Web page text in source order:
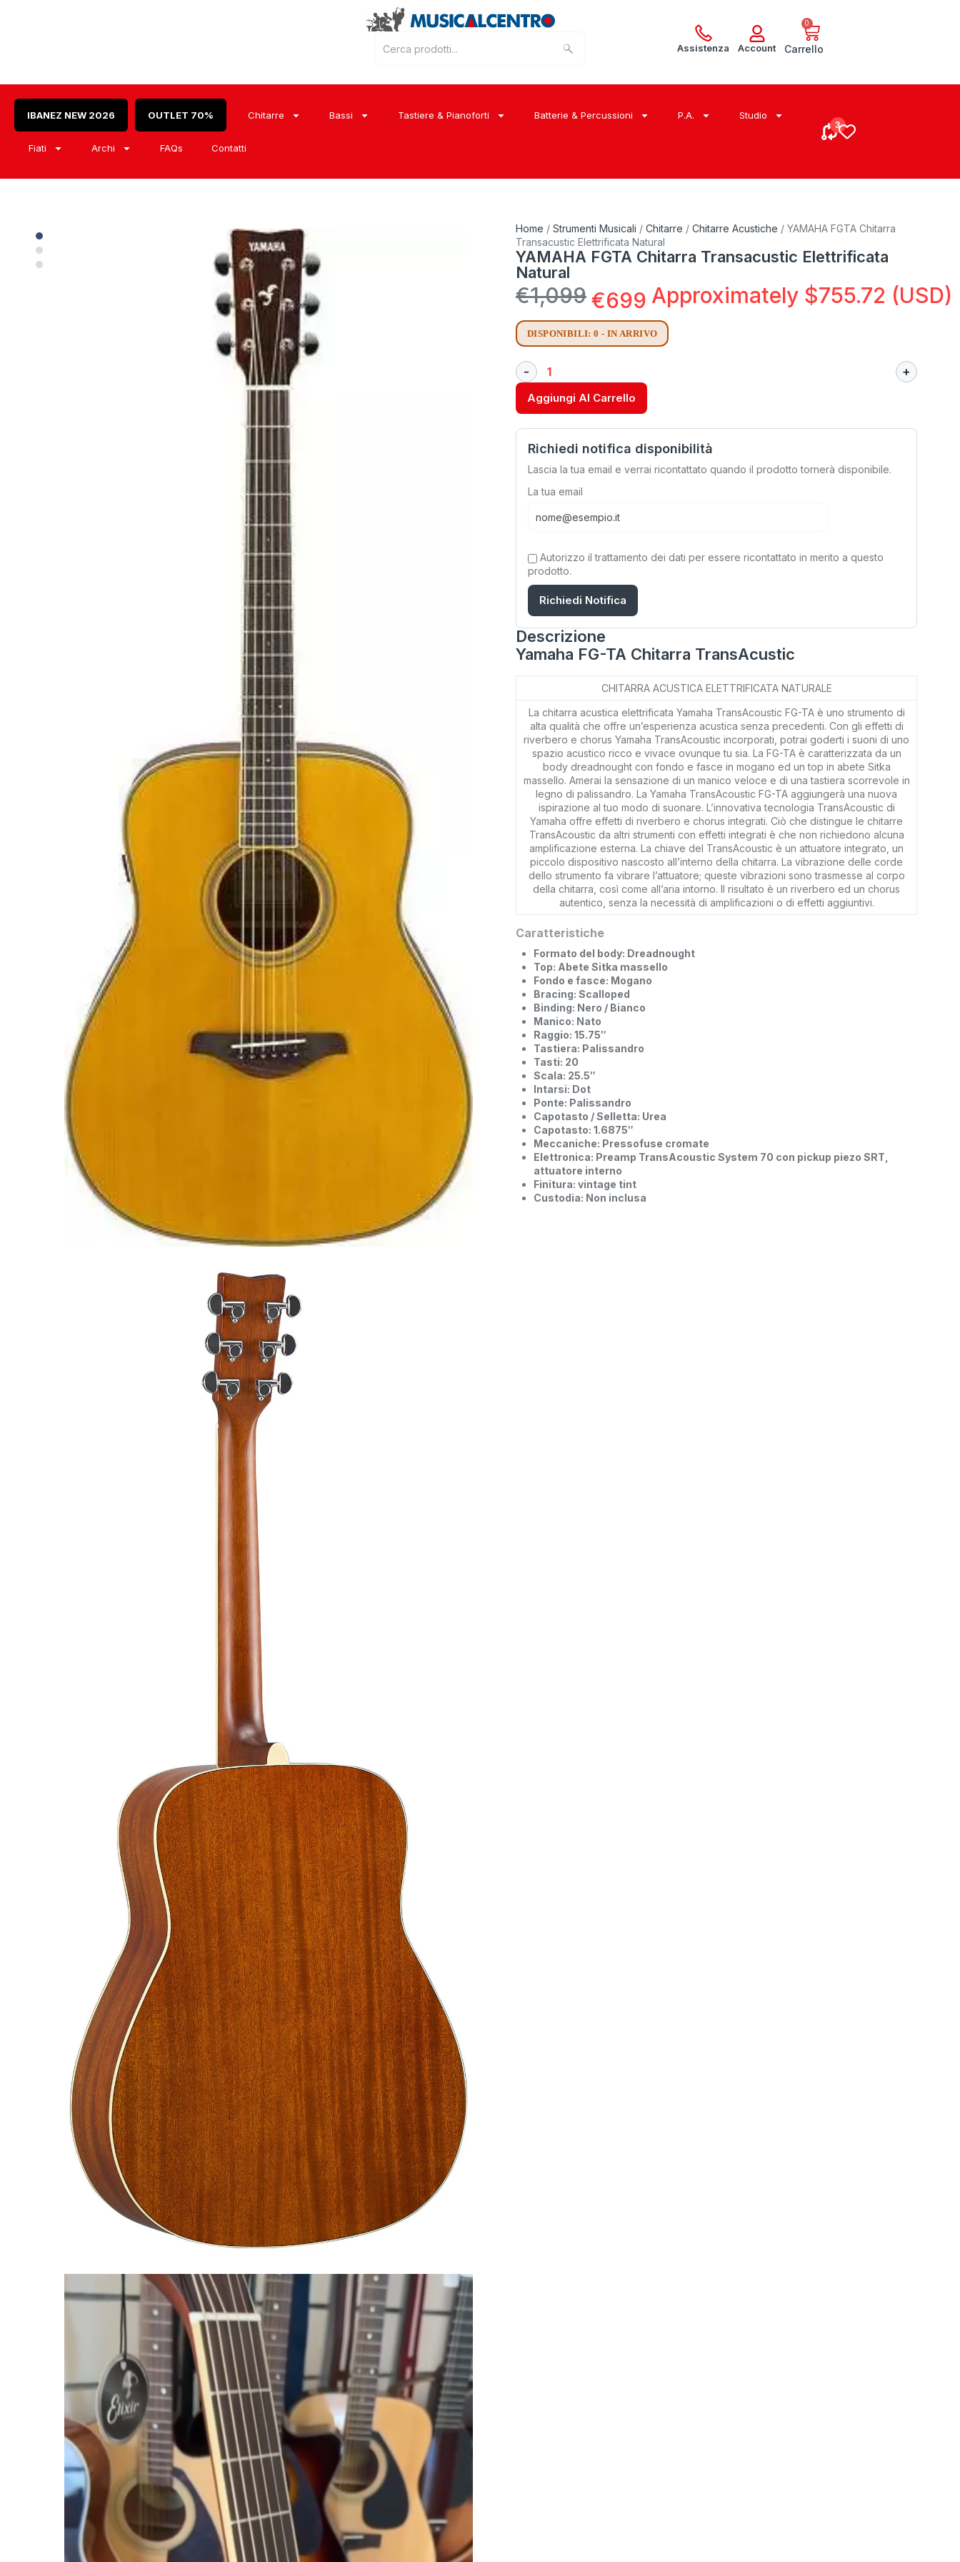
Assistenza Account
0
Carrello
IBANEZ NEW 2026 OUTLET 70% Chitarre Bassi Tastiere & Pianoforti Batterie & Percussioni P.A. Studio
Fiati Archi FAQs Contatti
Home / Strumenti Musicali / Chitarre / Chitarre Acustiche / YAMAHA FGTA Chitarra
Transacustic Elettrificata Natural
YAMAHA FGTA Chitarra Transacustic Elettrificata
Natural
€1,099€699 Approximately $755.72 (USD)
DISPONIBILI: 0 - IN ARRIVO
Aggiungi Al Carrello
Richiedi notifica disponibilità
Lascia la tua email e verrai ricontattato quando il prodotto tornerà disponibile.
La tua email
Autorizzo il trattamento dei dati per essere ricontattato in merito a questo
prodotto.
Richiedi Notifica
Descrizione
Yamaha FG-TA Chitarra TransAcustic
CHITARRA ACUSTICA ELETTRIFICATA NATURALE
La chitarra acustica elettrificata Yamaha TransAcoustic FG-TA è uno strumento di
alta qualità che offre un’esperienza acustica senza precedenti. Con gli effetti di
riverbero e chorus Yamaha TransAcoustic incorporati, potrai goderti i suoni di uno
spazio acustico ricco e vivace ovunque tu sia. La FG-TA è caratterizzata da un
body dreadnought con fondo e fasce in mogano ed un top in abete Sitka
massello. Amerai la sensazione di un manico veloce e di una tastiera scorrevole in
legno di palissandro. La Yamaha TransAcoustic FG-TA aggiungerà una nuova
ispirazione al tuo modo di suonare. L’innovativa tecnologia TransAcoustic di
Yamaha offre effetti di riverbero e chorus integrati. Ciò che distingue le chitarre
TransAcoustic da altri strumenti con effetti integrati è che non richiedono alcuna
amplificazione esterna. La chiave del TransAcoustic è un attuatore integrato, un
piccolo dispositivo nascosto all’interno della chitarra. La vibrazione delle corde
dello strumento fa vibrare l’attuatore; queste vibrazioni sono trasmesse al corpo
della chitarra, così come all’aria intorno. Il risultato è un riverbero ed un chorus
autentico, senza la necessità di amplificazioni o di effetti aggiuntivi.
Caratteristiche
Formato del body: Dreadnought
Top: Abete Sitka massello
Fondo e fasce: Mogano
Bracing: Scalloped
Binding: Nero / Bianco
Manico: Nato
Raggio: 15.75″
Tastiera: Palissandro
Tasti: 20
Scala: 25.5″
Intarsi: Dot
Ponte: Palissandro
Capotasto / Selletta: Urea
Capotasto: 1.6875″
Meccaniche: Pressofuse cromate
Elettronica: Preamp TransAcoustic System 70 con pickup piezo SRT,
attuatore interno
Finitura: vintage tint
Custodia: Non inclusa